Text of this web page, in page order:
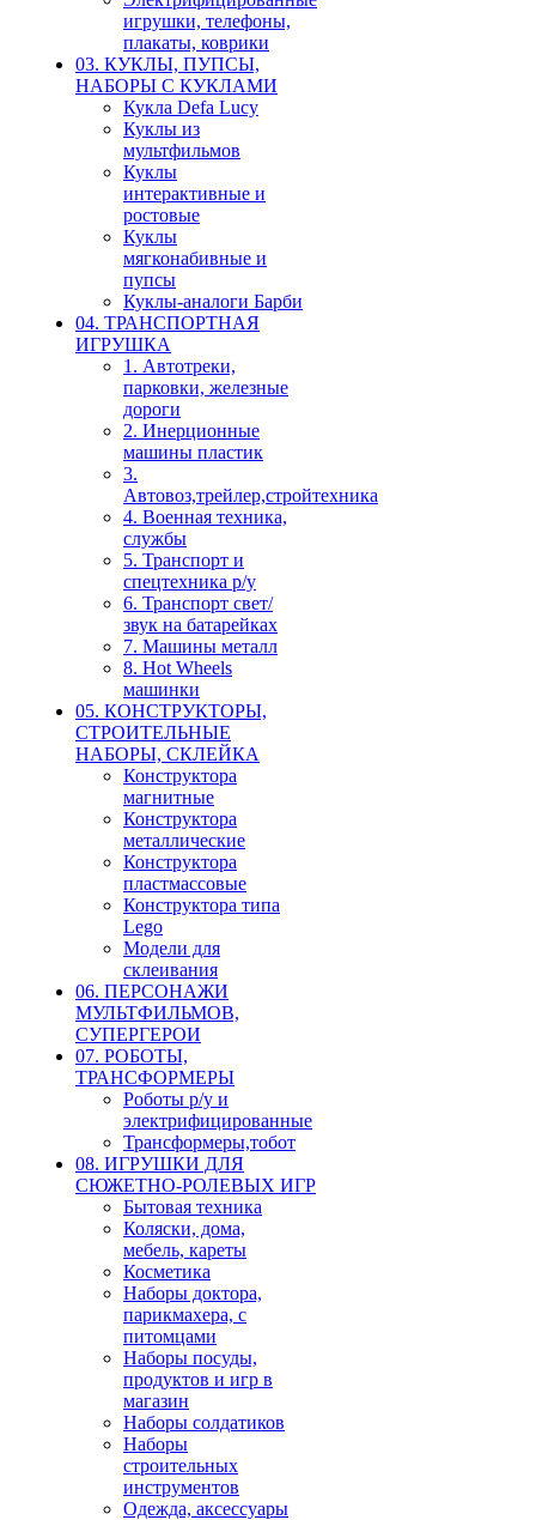
игрушки, телефоны,
плакаты, коврики
03. КУКЛЫ, ПУПСЫ,
НАБОРЫ С КУКЛАМИ
Кукла Defa Lucy
Куклы из
мультфильмов
Куклы
интерактивные и
ростовые
Куклы
мягконабивные и
пупсы
Куклы-аналоги Барби
04. ТРАНСПОРТНАЯ
ИГРУШКА
1. Автотреки,
парковки, железные
дороги
2. Инерционные
машины пластик
3.
Автовоз,трейлер,стройтехника
4. Военная техника,
службы
5. Транспорт и
спецтехника р/у
6. Транспорт свет/
звук на батарейках
7. Машины металл
8. Hot Wheels
машинки
05. КОНСТРУКТОРЫ,
СТРОИТЕЛЬНЫЕ
НАБОРЫ, СКЛЕЙКА
Конструктора
магнитные
Конструктора
металлические
Конструктора
пластмассовые
Конструктора типа
Lego
Модели для
склеивания
06. ПЕРСОНАЖИ
МУЛЬТФИЛЬМОВ,
СУПЕРГЕРОИ
07. РОБОТЫ,
ТРАНСФОРМЕРЫ
Роботы р/у и
электрифицированные
Трансформеры,тобот
08. ИГРУШКИ ДЛЯ
СЮЖЕТНО-РОЛЕВЫХ ИГР
Бытовая техника
Коляски, дома,
мебель, кареты
Косметика
Наборы доктора,
парикмахера, с
питомцами
Наборы посуды,
продуктов и игр в
магазин
Наборы солдатиков
Наборы
строительных
инструментов
Одежда, аксессуары